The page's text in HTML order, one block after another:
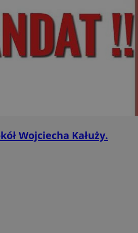
Wojciecha Kałuży.